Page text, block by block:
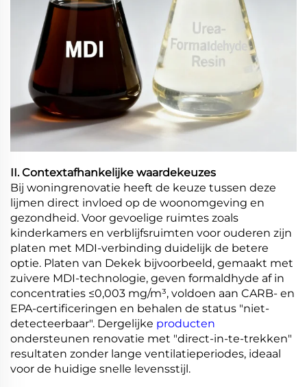
II. Contextafhankelijke waardekeuzes
Bij woningrenovatie heeft de keuze tussen deze
lijmen direct invloed op de woonomgeving en
gezondheid. Voor gevoelige ruimtes zoals
kinderkamers en verblijfsruimten voor ouderen zijn
platen met MDI-verbinding duidelijk de betere
optie. Platen van Dekek bijvoorbeeld, gemaakt met
zuivere MDI-technologie, geven formaldhyde af in
concentraties ≤0,003 mg/m³, voldoen aan CARB- en
EPA-certificeringen en behalen de status "niet-
detecteerbaar". Dergelijke producten
ondersteunen renovatie met "direct-in-te-trekken"
resultaten zonder lange ventilatieperiodes, ideaal
voor de huidige snelle levensstijl.